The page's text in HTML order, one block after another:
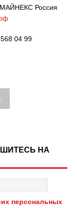
МАЙНЕКС Россия
04 99
НА
персональных